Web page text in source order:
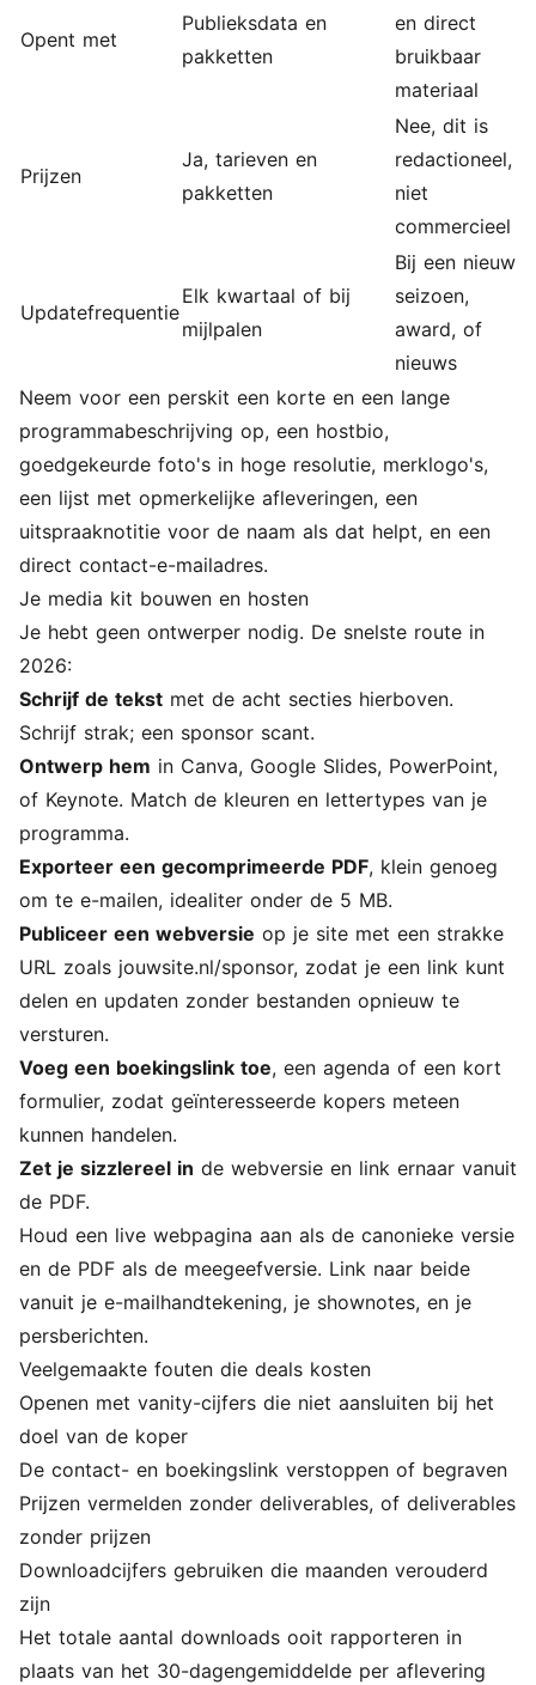
Opent met
Publieksdata en
pakketten
en direct
bruikbaar
materiaal
Prijzen
Ja, tarieven en
pakketten
Nee, dit is
redactioneel,
niet
commercieel
Updatefrequentie
Elk kwartaal of bij
mijlpalen
Bij een nieuw
seizoen,
award, of
nieuws
Neem voor een perskit een korte en een lange
programmabeschrijving op, een hostbio,
goedgekeurde foto's in hoge resolutie, merklogo's,
een lijst met opmerkelijke afleveringen, een
uitspraaknotitie voor de naam als dat helpt, en een
direct contact-e-mailadres.
Je media kit bouwen en hosten
Je hebt geen ontwerper nodig. De snelste route in
2026:
Schrijf de tekst met de acht secties hierboven.
Schrijf strak; een sponsor scant.
Ontwerp hem in Canva, Google Slides, PowerPoint,
of Keynote. Match de kleuren en lettertypes van je
programma.
Exporteer een gecomprimeerde PDF, klein genoeg
om te e-mailen, idealiter onder de 5 MB.
Publiceer een webversie op je site met een strakke
URL zoals jouwsite.nl/sponsor, zodat je een link kunt
delen en updaten zonder bestanden opnieuw te
versturen.
Voeg een boekingslink toe, een agenda of een kort
formulier, zodat geïnteresseerde kopers meteen
kunnen handelen.
Zet je sizzlereel in de webversie en link ernaar vanuit
de PDF.
Houd een live webpagina aan als de canonieke versie
en de PDF als de meegeefversie. Link naar beide
vanuit je e-mailhandtekening, je shownotes, en je
persberichten.
Veelgemaakte fouten die deals kosten
Openen met vanity-cijfers die niet aansluiten bij het
doel van de koper
De contact- en boekingslink verstoppen of begraven
Prijzen vermelden zonder deliverables, of deliverables
zonder prijzen
Downloadcijfers gebruiken die maanden verouderd
zijn
Het totale aantal downloads ooit rapporteren in
plaats van het 30-dagengemiddelde per aflevering